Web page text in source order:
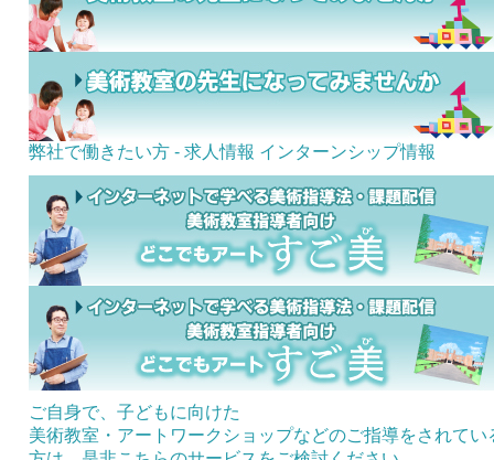
弊社で働きたい方 - 求人情報 インターンシップ情報
ご自身で、子どもに向けた
美術教室・アートワークショップなどのご指導をされてい